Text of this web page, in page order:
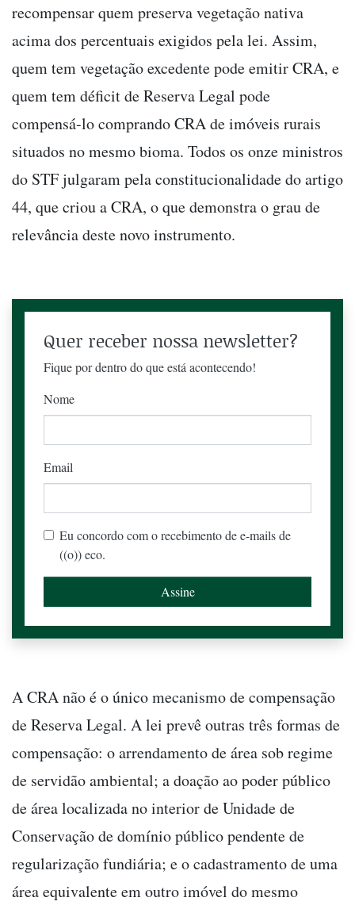
recompensar quem preserva vegetação nativa
acima dos percentuais exigidos pela lei. Assim,
quem tem vegetação excedente pode emitir CRA, e
quem tem déficit de Reserva Legal pode
compensá-lo comprando CRA de imóveis rurais
situados no mesmo bioma. Todos os onze ministros
do STF julgaram pela constitucionalidade do artigo
44, que criou a CRA, o que demonstra o grau de
relevância deste novo instrumento.
Quer receber nossa newsletter?
Fique por dentro do que está acontecendo!
Nome
Email
Eu concordo com o recebimento de e-mails de
((o)) eco.
A CRA não é o único mecanismo de compensação
de Reserva Legal. A lei prevê outras três formas de
compensação: o arrendamento de área sob regime
de servidão ambiental; a doação ao poder público
de área localizada no interior de Unidade de
Conservação de domínio público pendente de
regularização fundiária; e o cadastramento de uma
área equivalente em outro imóvel do mesmo